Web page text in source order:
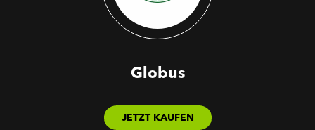
Globus
JETZT KAUFEN